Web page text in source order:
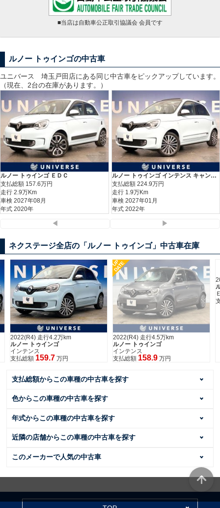
■当店は自動車公正取引協議会 会員です
ルノー トゥインゴの中古車
ユニバース 埼玉戸田 店にある同じ中古車をピックアップしています。
（現在、2台の在庫があります。）
ルノー トゥインゴ ＥＤＣ
支払総額 157.6万円
走行 2.9万Km
車検 2027年08月
年式 2020年
ルノー トゥインゴ インテンス キャンバストップ
支払総額 224.9万円
走行 1.9万Km
車検 2027年01月
年式 2022年
◀ ▶
ネクステージ全店の「ルノー トゥインゴ」中古車在庫
2022(R4) 走行4.2万km
ルノー トゥインゴ
インテンス
支払総額 159.7 万円
UP
DATE
2022(R4) 走行4.5万km
ルノー トゥインゴ
インテンス
支払総額 158.9 万円
支払総額からこの車種の中古車を探す
色からこの車種の中古車を探す
年式からこの車種の中古車を探す
近隣の店舗からこの車種の中古車を探す
このメーカーで人気の中古車